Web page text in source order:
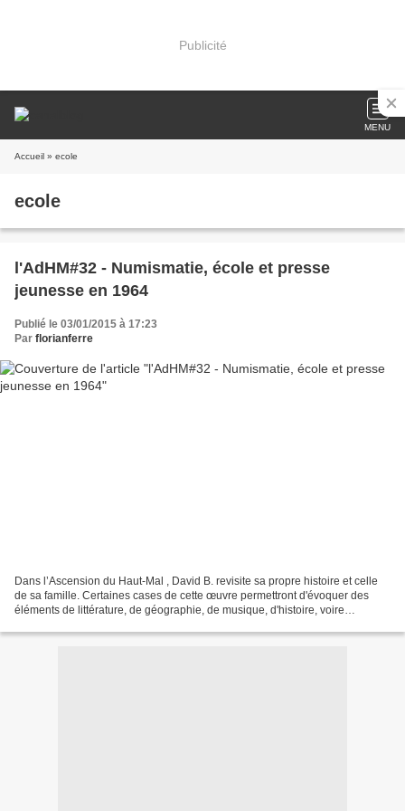
Publicité
MENU
Accueil » ecole
ecole
l'AdHM#32 - Numismatie, école et presse
jeunesse en 1964
Publié le 03/01/2015 à 17:23
Par florianferre
Dans l’Ascension du Haut-Mal , David B. revisite sa propre histoire et celle
de sa famille. Certaines cases de cette œuvre permettront d'évoquer des
éléments de littérature, de géographie, de musique, d'histoire, voire